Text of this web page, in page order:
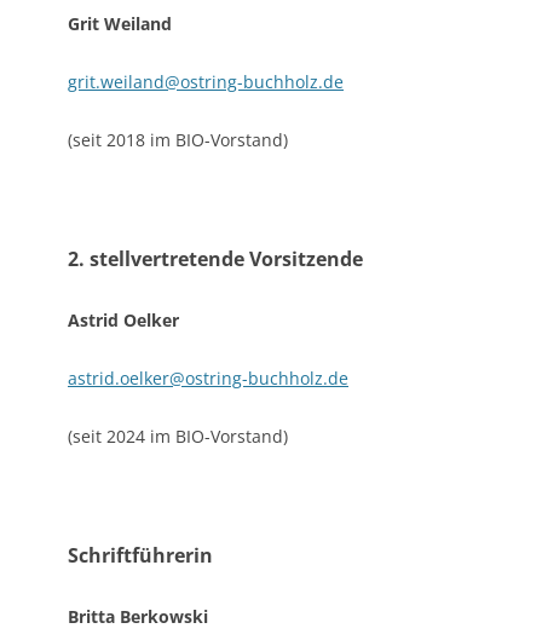
Grit Weiland
grit.weiland@ostring-buchholz.de
(seit 2018 im BIO-Vorstand)
2. stellvertretende Vorsitzende
Astrid Oelker
astrid.oelker@ostring-buchholz.de
(seit 2024 im BIO-Vorstand)
Schriftführerin
Britta Berkowski